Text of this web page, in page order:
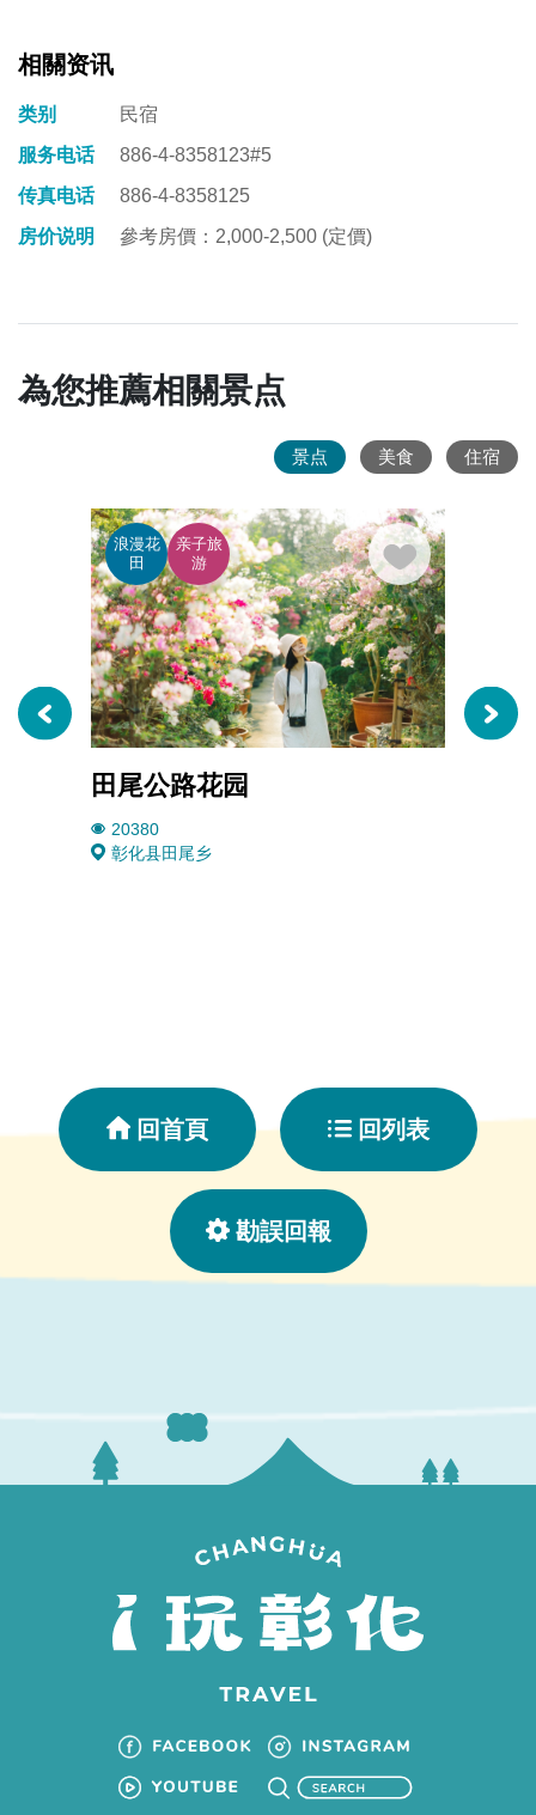
相關资讯
类别
民宿
服务电话
886-4-8358123#5
传真电话
886-4-8358125
房价说明
參考房價：2,000-2,500 (定價)
為您推薦相關景点
景点 美食 住宿
浪漫花
田
亲子旅
游
田尾公路花园
20380
彰化县田尾乡
回首頁 回列表
勘誤回報